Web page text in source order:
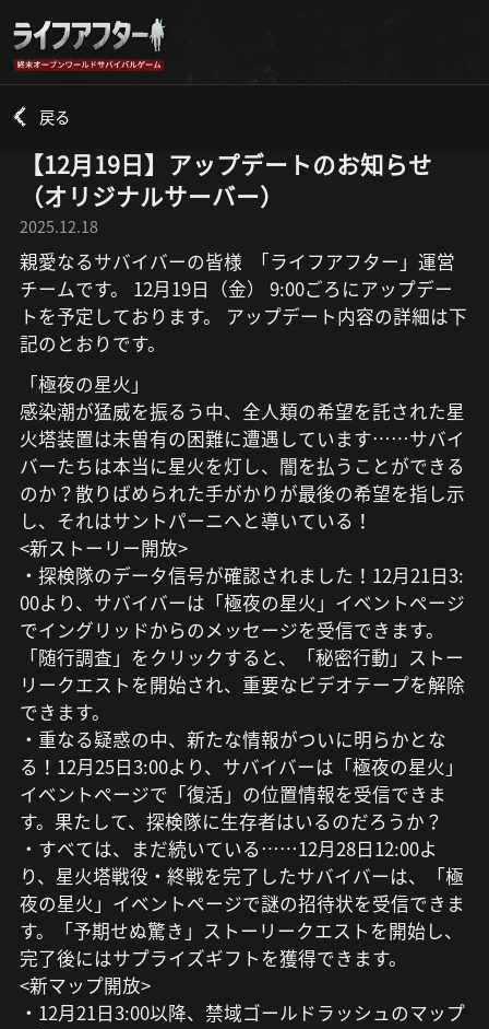
戻る
【12月19日】アップデートのお知らせ
（オリジナルサーバー）
2025.12.18
親愛なるサバイバーの皆様 「ライフアフター」運営
チームです。 12月19日（金） 9:00ごろにアップデー
トを予定しております。 アップデート内容の詳細は下
記のとおりです。
「極夜の星火」
感染潮が猛威を振るう中、全人類の希望を託された星
火塔装置は未曽有の困難に遭遇しています……サバイ
バーたちは本当に星火を灯し、闇を払うことができる
のか？散りばめられた手がかりが最後の希望を指し示
し、それはサントパーニへと導いている！
<新ストーリー開放>
・探検隊のデータ信号が確認されました！12月21日3:
00より、サバイバーは「極夜の星火」イベントページ
でイングリッドからのメッセージを受信できます。
「随行調査」をクリックすると、「秘密行動」ストー
リークエストを開始され、重要なビデオテープを解除
できます。
・重なる疑惑の中、新たな情報がついに明らかとな
る！12月25日3:00より、サバイバーは「極夜の星火」
イベントページで「復活」の位置情報を受信できま
す。果たして、探検隊に生存者はいるのだろうか？
・すべては、まだ続いている……12月28日12:00よ
り、星火塔戦役・終戦を完了したサバイバーは、「極
夜の星火」イベントページで謎の招待状を受信できま
す。「予期せぬ驚き」ストーリークエストを開始し、
完了後にはサプライズギフトを獲得できます。
<新マップ開放>
・12月21日3:00以降、禁域ゴールドラッシュのマップ